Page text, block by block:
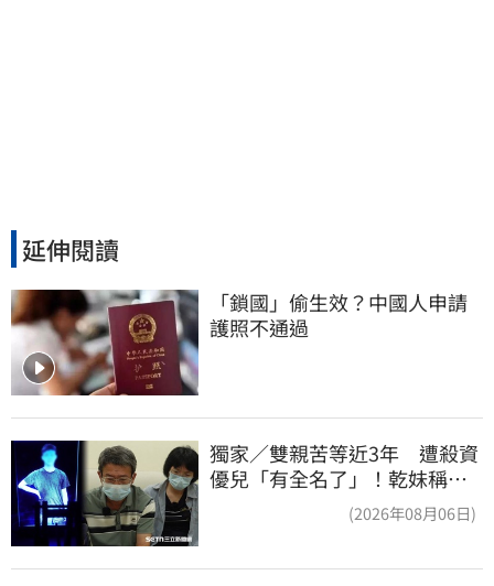
延伸閱讀
「鎖國」偷生效？中國人申請
護照不通過
獨家／雙親苦等近3年 遭殺資
優兒「有全名了」！乾妹稱賠
(2026年08月06日)